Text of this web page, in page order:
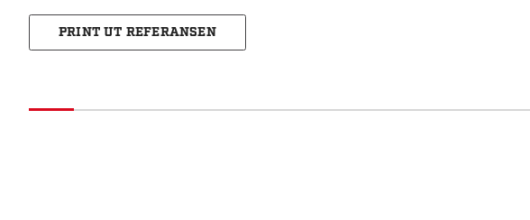
PRINT UT REFERANSEN